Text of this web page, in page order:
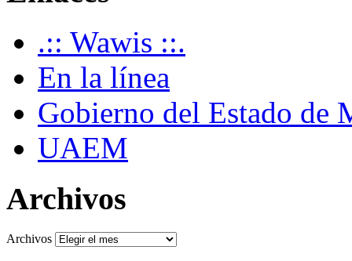
.:: Wawis ::.
En la línea
Gobierno del Estado de
UAEM
Archivos
Archivos